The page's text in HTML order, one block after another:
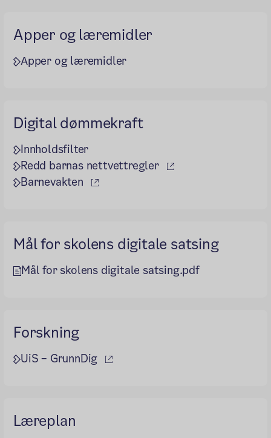
Apper og læremidler
Apper og læremidler
Digital dømmekraft
Innholdsfilter
Redd barnas nettvettregler
(ekstern lenke)
Barnevakten
(ekstern lenke)
Mål for skolens digitale satsing
Mål for skolens digitale satsing.pdf
Forskning
UiS – GrunnDig (ekstern lenke)
Læreplan